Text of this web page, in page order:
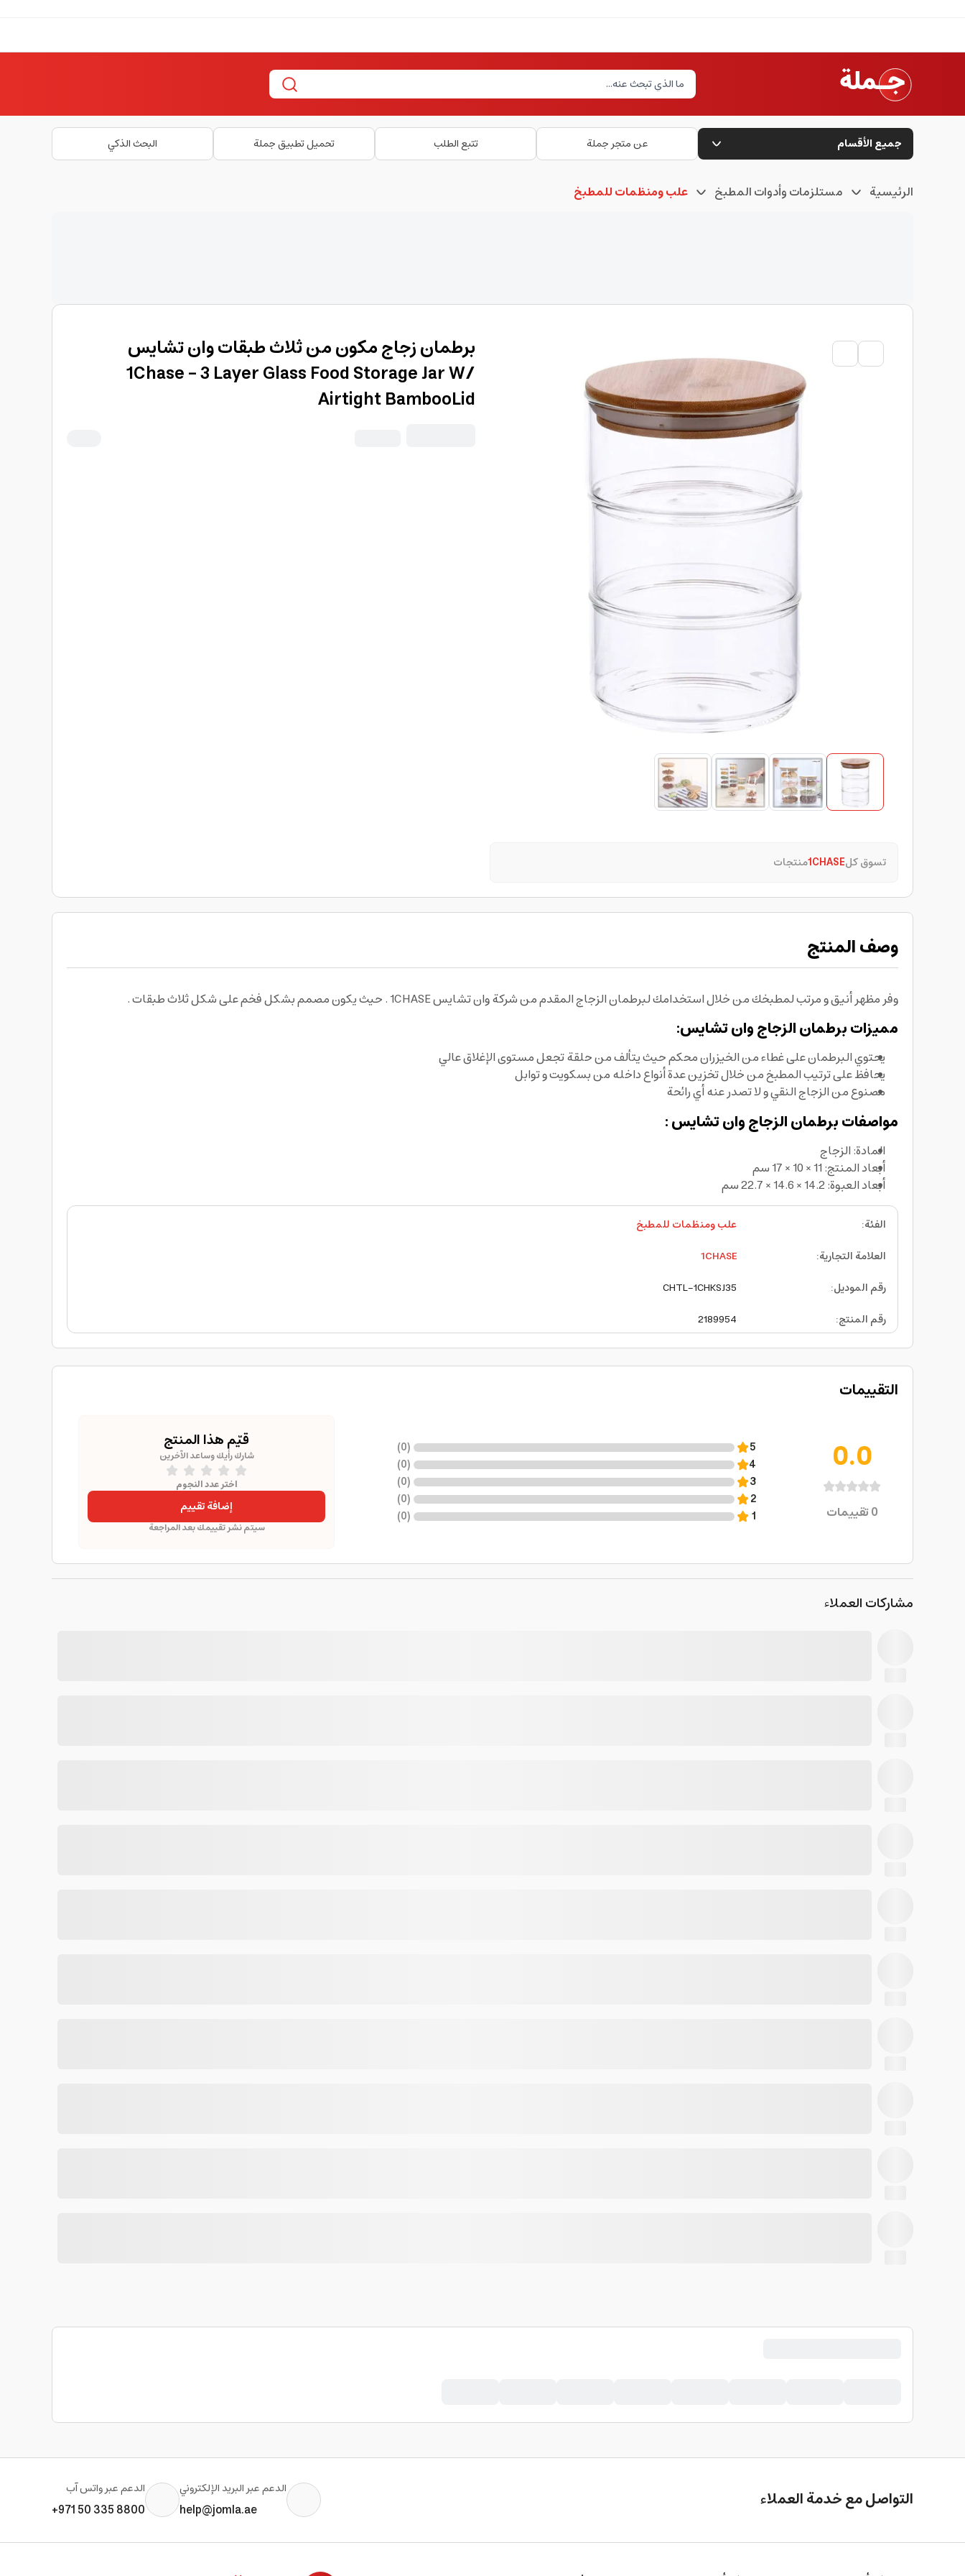
جميع الأقسام عن متجر جملة تتبع الطلب تحميل تطبيق جملة البحث الذكي
الرئيسية مستلزمات وأدوات المطبخ علب ومنظمات للمطبخ
تسوق كل1CHASEمنتجات
برطمان زجاج مكون من ثلاث طبقات وان تشايس
1Chase - 3 Layer Glass Food Storage Jar W/
Airtight BambooLid
وصف المنتج
وفر مظهر أنيق و مرتب لمطبخك من خلال استخدامك لبرطمان الزجاج المقدم من شركة وان تشايس 1CHASE . حيث يكون مصمم بشكل فخم على شكل ثلاث طبقات .
مميزات برطمان الزجاج وان تشايس:
يحتوي البرطمان على غطاء من الخيزران محكم حيث يتألف من حلقة تجعل مستوى الإغلاق عالي
يحافظ على ترتيب المطبخ من خلال تخزين عدة أنواع داخله من بسكويت و توابل
مصنوع من الزجاج النقي و لا تصدر عنه أي رائحة
مواصفات برطمان الزجاج وان تشايس :
المادة: الزجاج
أبعاد المنتج: 11 × 10 × 17 سم
أبعاد العبوة: 14.2 × 14.6 × 22.7 سم
الفئة:
علب ومنظمات للمطبخ
العلامة التجارية:
1CHASE
رقم الموديل:
CHTL-1CHKSJ35
رقم المنتج:
2189954
التقييمات
0.0
0تقييمات
5
(
0
)
4
(
0
)
3
(
0
)
2
(
0
)
1
(
0
)
قيّم هذا المنتج
شارك رأيك وساعد الآخرين
اختر عدد النجوم
إضافة تقييم
سيتم نشر تقييمك بعد المراجعة
مشاركات العملاء
التواصل مع خدمة العملاء الدعم عبر البريد الإلكتروني
help@jomla.ae
الدعم عبر واتس آب
+971 50 335 8800